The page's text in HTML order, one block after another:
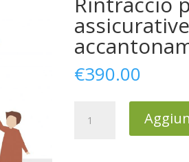
€390.00
polizze